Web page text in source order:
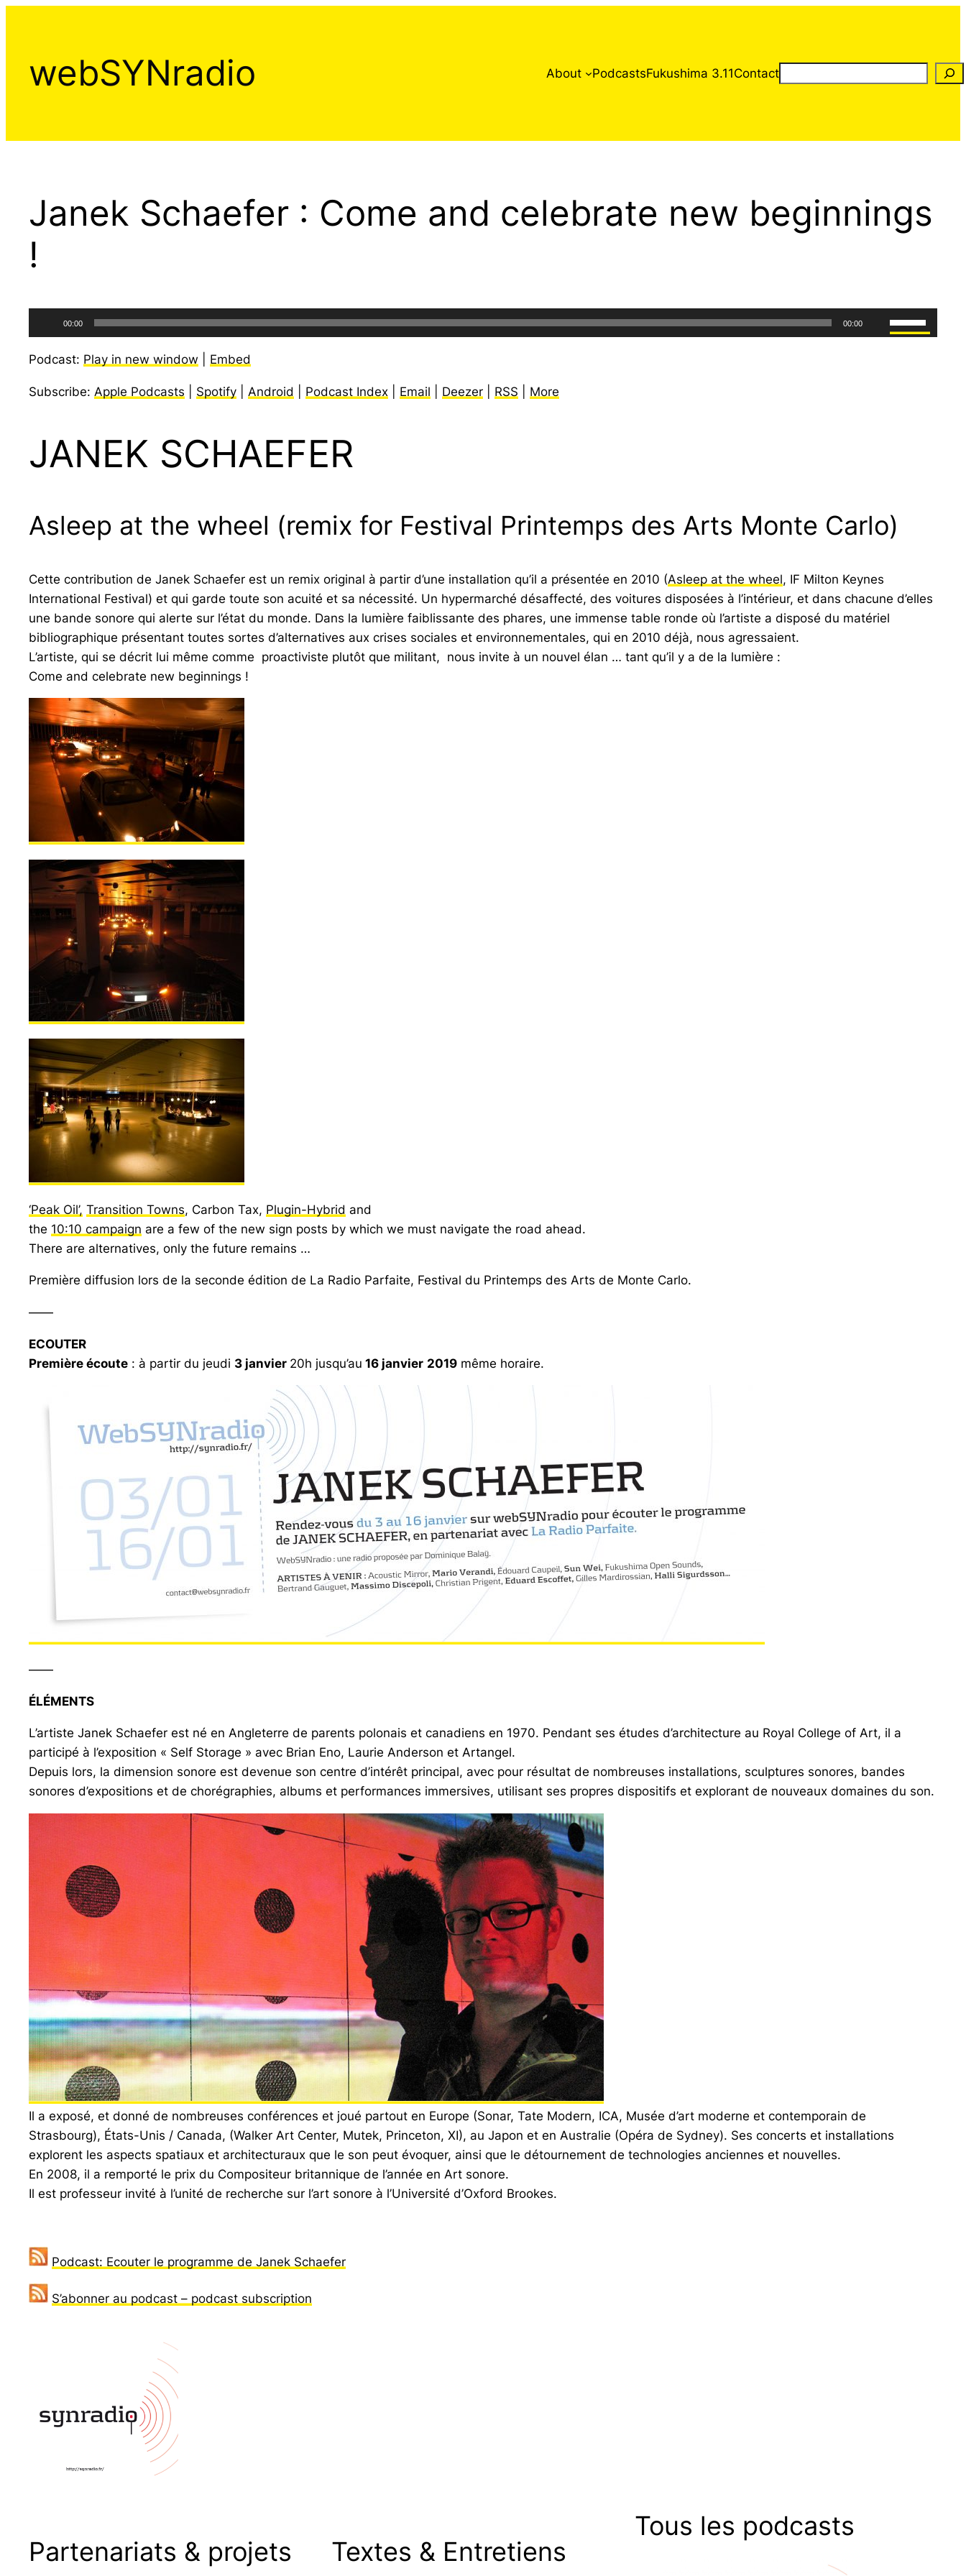
webSYNradio About PodcastsFukushima 3.11ContactRechercher
Janek Schaefer : Come and celebrate new beginnings
!
Lecteur
audio
00:00 00:00
Utilisez
les
Podcast: Play in new window Embed
Subscribe: Apple Podcasts Spotify Android Podcast Index Email Deezer RSS More
JANEK SCHAEFER
Asleep at the wheel (remix for Festival Printemps des Arts Monte Carlo)
Cette contribution de Janek Schaefer est un remix original à partir d’une installation qu’il a présentée en 2010 (Asleep at the wheel, IF Milton Keynes
International Festival) et qui garde toute son acuité et sa nécessité. Un hypermarché désaffecté, des voitures disposées à l’intérieur, et dans chacune d’elles
une bande sonore qui alerte sur l’état du monde. Dans la lumière faiblissante des phares, une immense table ronde où l’artiste a disposé du matériel
bibliographique présentant toutes sortes d’alternatives aux crises sociales et environnementales, qui en 2010 déjà, nous agressaient.
L’artiste, qui se décrit lui même comme proactiviste plutôt que militant, nous invite à un nouvel élan … tant qu’il y a de la lumière :
Come and celebrate new beginnings !
‘Peak Oil’, Transition Towns, Carbon Tax, Plugin-Hybrid and
the 10:10 campaign are a few of the new sign posts by which we must navigate the road ahead.
There are alternatives, only the future remains …
Première diffusion lors de la seconde édition de La Radio Parfaite, Festival du Printemps des Arts de Monte Carlo.
——
ECOUTER
Première écoute : à partir du jeudi 3 janvier 20h jusqu’au 16 janvier 2019 même horaire.
——
ÉLÉMENTS
L’artiste Janek Schaefer est né en Angleterre de parents polonais et canadiens en 1970. Pendant ses études d’architecture au Royal College of Art, il a
participé à l’exposition « Self Storage » avec Brian Eno, Laurie Anderson et Artangel.
Depuis lors, la dimension sonore est devenue son centre d’intérêt principal, avec pour résultat de nombreuses installations, sculptures sonores, bandes
sonores d’expositions et de chorégraphies, albums et performances immersives, utilisant ses propres dispositifs et explorant de nouveaux domaines du son.
Il a exposé, et donné de nombreuses conférences et joué partout en Europe (Sonar, Tate Modern, ICA, Musée d’art moderne et contemporain de
Strasbourg), États-Unis / Canada, (Walker Art Center, Mutek, Princeton, XI), au Japon et en Australie (Opéra de Sydney). Ses concerts et installations
explorent les aspects spatiaux et architecturaux que le son peut évoquer, ainsi que le détournement de technologies anciennes et nouvelles.
En 2008, il a remporté le prix du Compositeur britannique de l’année en Art sonore.
Il est professeur invité à l’unité de recherche sur l’art sonore à l’Université d’Oxford Brookes.
Podcast: Ecouter le programme de Janek Schaefer
S’abonner au podcast – podcast subscription
Partenariats & projets Textes & Entretiens
Tous les podcasts